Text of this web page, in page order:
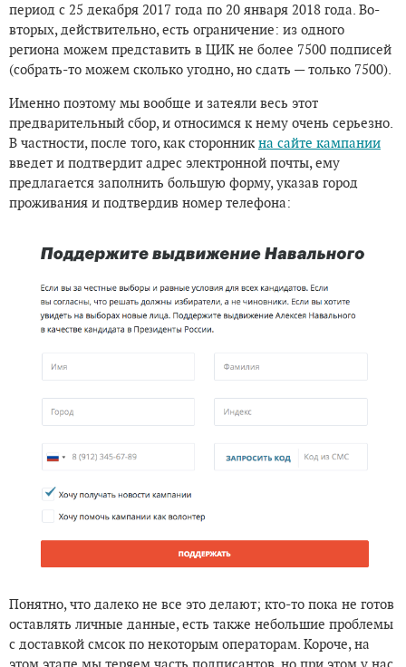
период с 25 декабря 2017 года по 20 января 2018 года. Во-
вторых, действительно, есть ограничение: из одного
региона можем представить в ЦИК не более 7500 подписей
(собрать-то можем сколько угодно, но сдать — только 7500).
Именно поэтому мы вообще и затеяли весь этот
предварительный сбор, и относимся к нему очень серьезно.
В частности, после того, как сторонник на сайте кампании
введет и подтвердит адрес электронной почты, ему
предлагается заполнить большую форму, указав город
проживания и подтвердив номер телефона:
Понятно, что далеко не все это делают; кто-то пока не готов
оставлять личные данные, есть также небольшие проблемы
с доставкой смсок по некоторым операторам. Короче, на